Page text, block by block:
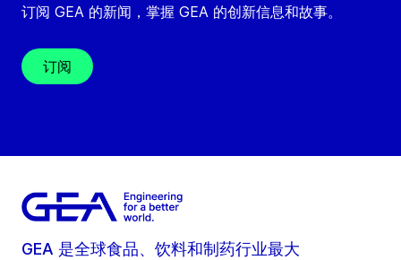
订阅 GEA 的新闻，掌握 GEA 的创新信息和故事。
订阅
GEA 是全球食品、饮料和制药行业最大